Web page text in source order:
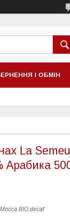
І ОБМІН
La
Арабика
Mocca BIO decaf